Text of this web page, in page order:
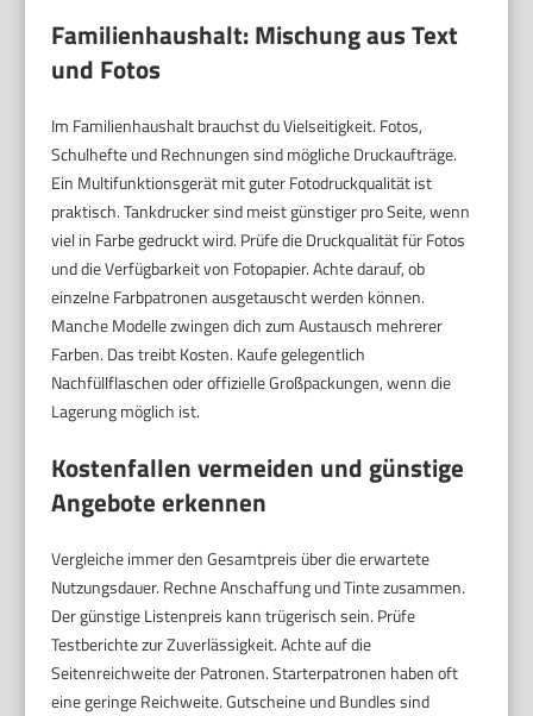
Familienhaushalt: Mischung aus Text
und Fotos
Im Familienhaushalt brauchst du Vielseitigkeit. Fotos,
Schulhefte und Rechnungen sind mögliche Druckaufträge.
Ein Multifunktionsgerät mit guter Fotodruckqualität ist
praktisch. Tankdrucker sind meist günstiger pro Seite, wenn
viel in Farbe gedruckt wird. Prüfe die Druckqualität für Fotos
und die Verfügbarkeit von Fotopapier. Achte darauf, ob
einzelne Farbpatronen ausgetauscht werden können.
Manche Modelle zwingen dich zum Austausch mehrerer
Farben. Das treibt Kosten. Kaufe gelegentlich
Nachfüllflaschen oder offizielle Großpackungen, wenn die
Lagerung möglich ist.
Kostenfallen vermeiden und günstige
Angebote erkennen
Vergleiche immer den Gesamtpreis über die erwartete
Nutzungsdauer. Rechne Anschaffung und Tinte zusammen.
Der günstige Listenpreis kann trügerisch sein. Prüfe
Testberichte zur Zuverlässigkeit. Achte auf die
Seitenreichweite der Patronen. Starterpatronen haben oft
eine geringe Reichweite. Gutscheine und Bundles sind